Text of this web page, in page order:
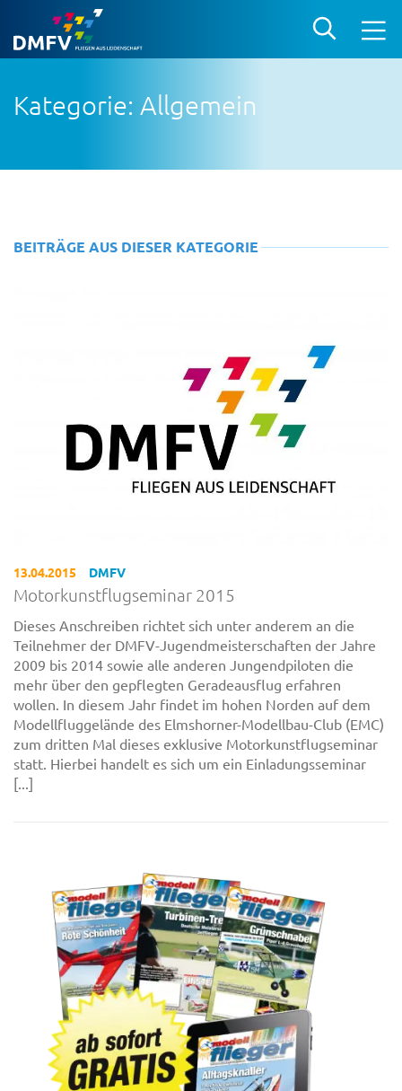
Kategorie: Allgemein
BEITRÄGE AUS DIESER KATEGORIE
13.04.2015 DMFV
Motorkunstflugseminar 2015
Dieses Anschreiben richtet sich unter anderem an die
Teilnehmer der DMFV-Jugendmeisterschaften der Jahre
2009 bis 2014 sowie alle anderen Jungendpiloten die
mehr über den gepflegten Geradeausflug erfahren
wollen. In diesem Jahr findet im hohen Norden auf dem
Modellfluggelände des Elmshorner-Modellbau-Club (EMC)
zum dritten Mal dieses exklusive Motorkunstflugseminar
statt. Hierbei handelt es sich um ein Einladungsseminar
[...]